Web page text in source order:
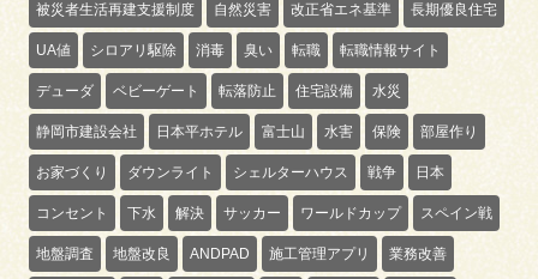
被災者生活再建支援制度 自然災害 改正省エネ基準 長期優良住宅
UA値 シロアリ駆除 消毒 臭い 転職 転職情報サイト
デューダ ベビーゲート 転落防止 住宅設備 水災
静岡市建設会社 日本平ホテル 富士山 水害 保険 部屋作り
お家づくり ダウンライト シェルターハウス 戦争 日本
コンセント 下水 解決 サッカー ワールドカップ スペイン戦
地盤調査 地盤改良 ANDPAD 施工管理アプリ 業務改善